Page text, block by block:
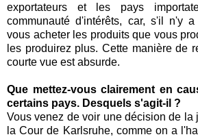
exportateurs et les pays
communauté d'intérêts, car, s'il n'y
vous acheter les produits que vous
les produirez plus. Cette manière de
courte vue est absurde.
Que mettez-vous clairement en
certains pays. Desquels s'agit-il ?
Vous venez de voir une décision de la
la Cour de Karlsruhe, comme on a